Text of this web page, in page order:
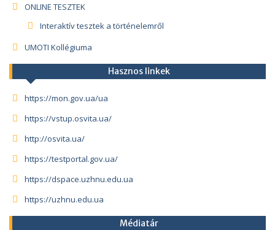
ONLINE TESZTEK
Interaktív tesztek a történelemről
UMOTI Kollégiuma
Hasznos linkek
https://mon.gov.ua/ua
https://vstup.osvita.ua/
http://osvita.ua/
https://testportal.gov.ua/
https://dspace.uzhnu.edu.ua
https://uzhnu.edu.ua
Médiatár